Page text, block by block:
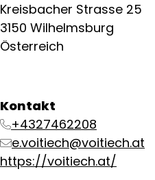
Kreisbacher Strasse 25
3150 Wilhelmsburg
Österreich
Kontakt
+4327462208
e.voitiech@voitiech.at
https://voitiech.at/